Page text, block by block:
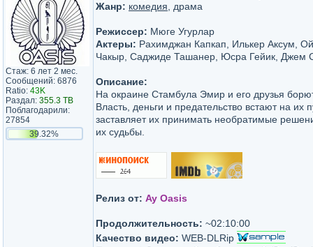
Стаж: 6 лет 2 мес.
Сообщений: 6876
Ratio: 43K
Раздал: 355.3 TB
Поблагодарили:
27854
39.32%
Жанр: комедия , драма
Режиссер: Мюге Угурлар
Актеры: Рахимджан Капкап, Илькер Аксум,
Чакыр, Саджиде Ташанер, Юсра Гейик, Джем
Описание:
На окраине Стамбула Эмир и его друзья
Власть, деньги и предательство встают на их
заставляет их принимать необратимые
их судьбы.
Релиз от: Ay Oasis
Продолжительность: ~02:10:00
Качество видео: WEB-DLRip